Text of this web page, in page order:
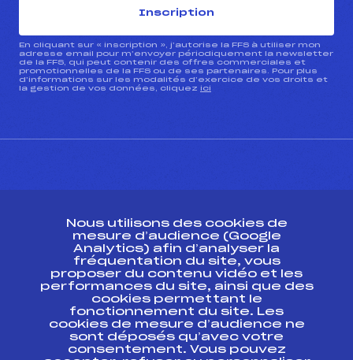
Inscription
En cliquant sur « inscription », j’autorise la FFS à utiliser mon
adresse email pour m’envoyer périodiquement la newsletter
de la FFS, qui peut contenir des offres commerciales et
promotionnelles de la FFS ou de ses partenaires. Pour plus
d’informations sur les modalités d’exercice de vos droits et
la gestion de vos données, cliquez ici
Ressources
Pass’Neige
Projet sportif fédéral
Projet de performance fédéral
Antidopage
Nous utilisons des cookies de
mesure d’audience (Google
Analytics) afin d’analyser la
fréquentation du site, vous
proposer du contenu vidéo et les
performances du site, ainsi que des
cookies permettant le
fonctionnement du site. Les
cookies de mesure d’audience ne
sont déposés qu’avec votre
consentement. Vous pouvez